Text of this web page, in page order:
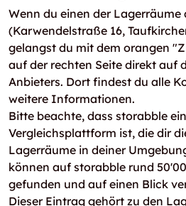
Wenn du einen der Lagerräume
(Karwendelstraße 16,
gelangst du mit dem orangen
auf der rechten Seite direkt auf
Anbieters. Dort findest du alle
weitere Informationen.
Bitte beachte, dass storabble
Vergleichsplattform ist, die dir
Lagerräume in deiner
können auf storabble rund
gefunden und auf einen Blick
Dieser Eintrag gehört zu den